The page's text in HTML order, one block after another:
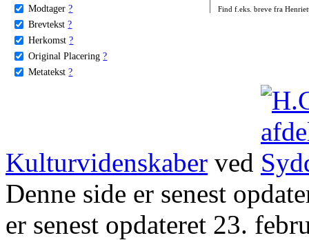
Modtager ?
Brevtekst ?
Herkomst ?
Original Placering ?
Metatekst ?
Find f.eks. breve fra
Kulturvidenskaber ved
Denne side er senest
er senest opdateret 23.